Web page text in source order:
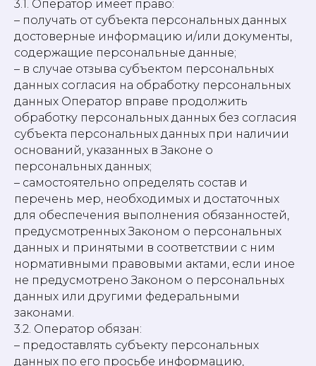
3.1. Оператор имеет право:
– получать от субъекта персональных данных
достоверные информацию и/или документы,
содержащие персональные данные;
– в случае отзыва субъектом персональных
данных согласия на обработку персональных
данных Оператор вправе продолжить
обработку персональных данных без согласия
субъекта персональных данных при наличии
оснований, указанных в Законе о
персональных данных;
– самостоятельно определять состав и
перечень мер, необходимых и достаточных
для обеспечения выполнения обязанностей,
предусмотренных Законом о персональных
данных и принятыми в соответствии с ним
нормативными правовыми актами, если иное
не предусмотрено Законом о персональных
данных или другими федеральными
законами.
3.2. Оператор обязан:
– предоставлять субъекту персональных
данных по его просьбе информацию,